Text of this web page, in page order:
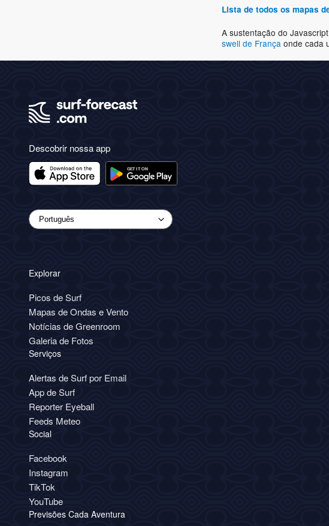
Lista de todos os mapas
A sustentação do
swell de França onde cada
Descobrir nossa app
Explorar
Picos de Surf
Mapas de Ondas e Vento
Notícias de Greenroom
Galeria de Fotos
Serviços
Alertas de Surf por Email
App de Surf
Reporter Eyeball
Feeds Meteo
Social
Facebook
Instagram
TikTok
YouTube
Previsões Cada Aventura